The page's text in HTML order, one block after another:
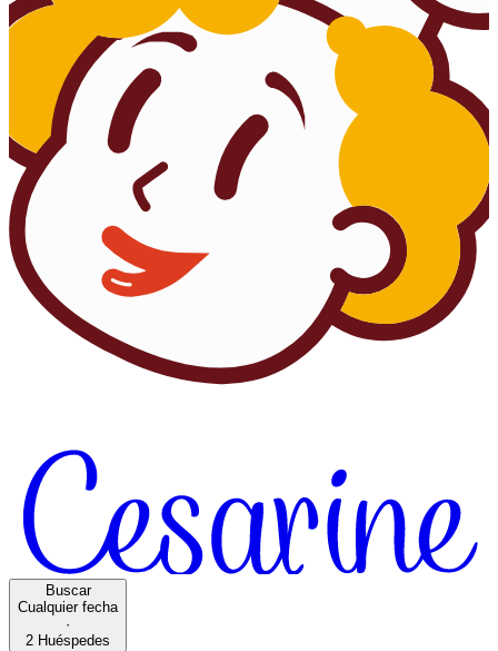
Buscar
Cualquier fecha
·
2 Huéspedes